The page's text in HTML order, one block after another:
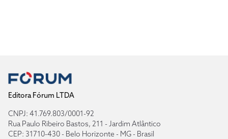
Editora Fórum LTDA
CNPJ: 41.769.803/0001-92
Rua Paulo Ribeiro Bastos, 211 - Jardim Atlântico
CEP: 31710-430 - Belo Horizonte - MG - Brasil